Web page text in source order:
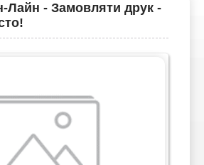
Лайн - Замовляти друк -